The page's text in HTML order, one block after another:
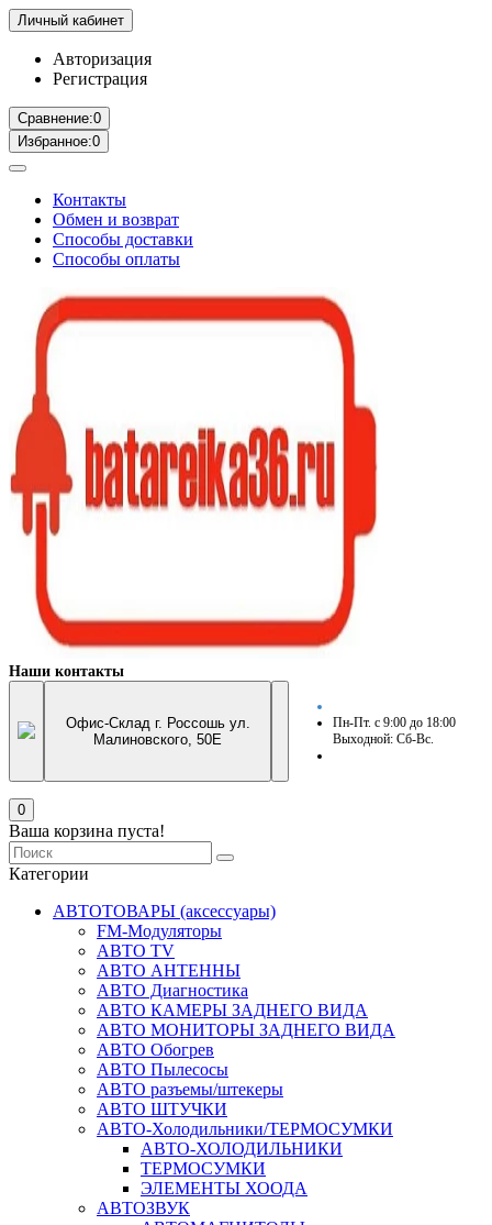
Личный кабинет
Авторизация
Регистрация
Сравнение:0
Избранное:0
Контакты
Обмен и возврат
Способы доставки
Способы оплаты
Наши контакты
Офис-Склад г. Россошь ул.
Малиновского, 50Е
Пн-Пт. с 9:00 до 18:00
Выходной: Сб-Вс.
0
Ваша корзина пуста!
Категории
АВТОТОВАРЫ (аксессуары)
FM-Модуляторы
АВТО TV
АВТО АНТЕННЫ
АВТО Диагностика
АВТО КАМЕРЫ ЗАДНЕГО ВИДА
АВТО МОНИТОРЫ ЗАДНЕГО ВИДА
АВТО Обогрев
АВТО Пылесосы
АВТО разъемы/штекеры
АВТО ШТУЧКИ
АВТО-Холодильники/ТЕРМОСУМКИ
АВТО-ХОЛОДИЛЬНИКИ
ТЕРМОСУМКИ
ЭЛЕМЕНТЫ ХООДА
АВТОЗВУК